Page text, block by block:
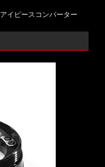
アイピースコンバーター